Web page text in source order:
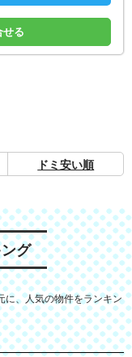
せる
ドミ安い順
グ
に、人気の物件をランキン